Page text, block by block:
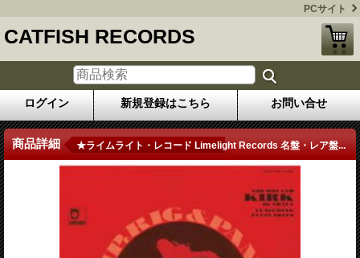
PCサイト
CATFISH RECORDS
ログイン 新規登録はこちら お問い合せ
商品詳細 ★ライムライト・レコード Limelight Records 名盤・レア盤...